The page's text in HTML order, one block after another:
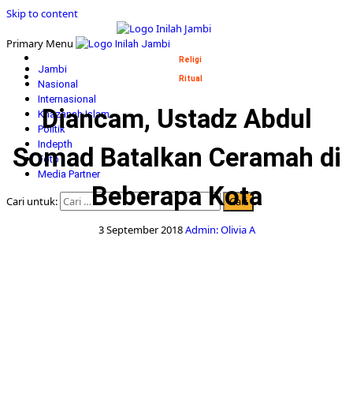
Skip to content
Primary Menu
Jambi
Nasional
Internasional
Khazanah Islam
Politik
Indepth
Foto
Media Partner
Cari untuk:
Religi
Ritual
Diancam, Ustadz Abdul
Somad Batalkan Ceramah di
Beberapa Kota
3 September 2018Admin: Olivia A